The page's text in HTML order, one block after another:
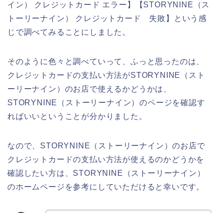
イン） クレジットカード エラー】【STORYNINE（ス
トーリーナイン） クレジットカード 失敗】という感
じで調べてみることにしました。
そのように色々と調べていって、ふっと思ったのは、
クレジットカードの支払い方法がSTORYNINE（スト
ーリーナイン）のお店で使えるかどうかは、
STORYNINE（ストーリーナイン）のページを確認す
ればいいということが分かりました。
なので、STORYNINE（ストーリーナイン）のお店で
クレジットカードの支払い方法が使えるのかどうかを
確認したい方は、STORYNINE（ストーリーナイン）
のホームページを参考にしていただけると幸いです。